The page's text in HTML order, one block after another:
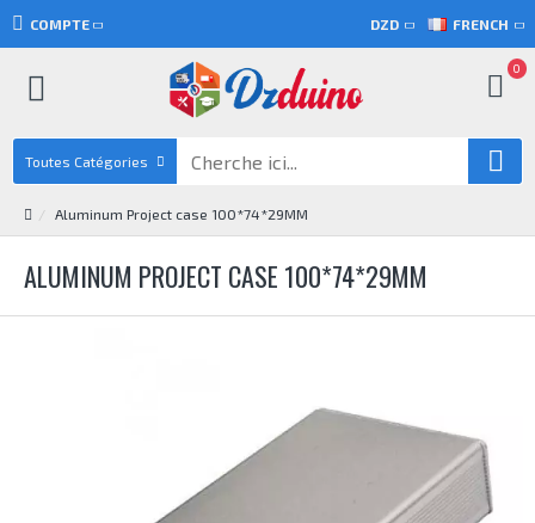
COMPTE DZD FRENCH
0
Toutes Catégories
Aluminum Project case 100*74*29MM
ALUMINUM PROJECT CASE 100*74*29MM